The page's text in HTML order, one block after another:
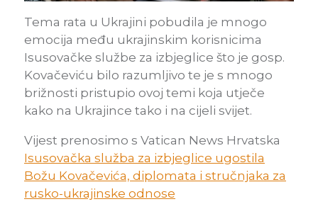
Tema rata u Ukrajini pobudila je mnogo
emocija među ukrajinskim korisnicima
Isusovačke službe za izbjeglice što je gosp.
Kovačeviću bilo razumljivo te je s mnogo
brižnosti pristupio ovoj temi koja utječe
kako na Ukrajince tako i na cijeli svijet.
Vijest prenosimo s Vatican News Hrvatska
Isusovačka služba za izbjeglice ugostila
Božu Kovačevića, diplomata i stručnjaka za
rusko-ukrajinske odnose